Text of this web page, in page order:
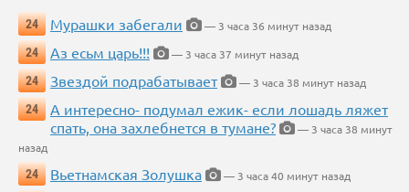
24 Мурашки забегали
— 3 часа 36 минут назад
24
Аз есьм царь!!!
— 3 часа 37 минут назад
24
Звездой подрабатывает
— 3 часа 38 минут назад
24
А интересно- подумал ежик- если лошадь ляжет
спать, она захлебнется в тумане?
— 3 часа 38 минут
назад
24
Вьетнамская Золушка
— 3 часа 40 минут назад